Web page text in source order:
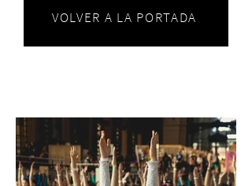
VOLVER A LA PORTADA